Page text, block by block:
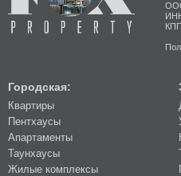
Городская:
Квартиры
Пентхаусы
Апартаменты
Таунхаусы
Жилые комплексы